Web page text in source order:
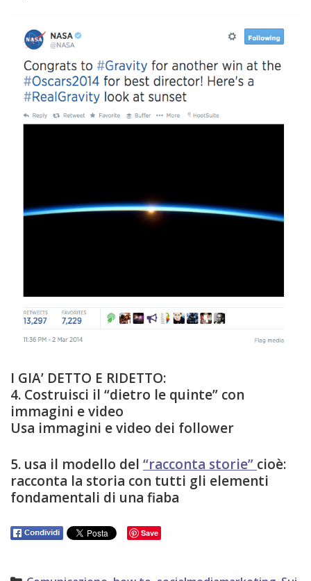
I GIA’ DETTO E RIDETTO:
4. Costruisci il “dietro le quinte” con
immagini e video
Usa immagini e video dei follower
5. usa il modello del “racconta storie” cioè:
racconta la storia con tutti gli elementi
fondamentali di una fiaba
Save